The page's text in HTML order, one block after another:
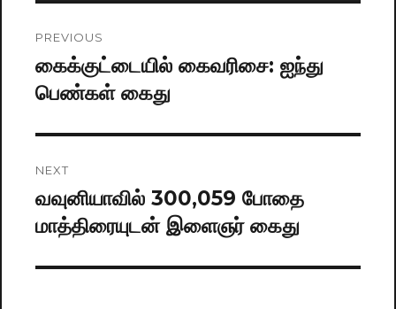
navigation
PREVIOUS
Previous
post:
கைக்குட்டையில் கைவரிசை: ஐந்து
பெண்கள் கைது
NEXT
Next
post:
வவுனியாவில் 300,059 போதை
மாத்திரையுடன் இளைஞர் கைது